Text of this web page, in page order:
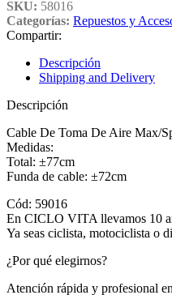
SKU: 58016
Categorías: Repuestos y
Compartir:
Descripción
Shipping and Delivery
Descripción
Cable De Toma De Aire Max/
Medidas:
Total: ±77cm
Funda de cable: ±72cm
Cód: 59016
En CICLO VITA llevamos 10
Ya seas ciclista, motociclista o
¿Por qué elegirnos?
Atención rápida y profesional